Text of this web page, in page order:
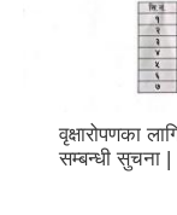
वृक्षारोपणका
सम्बन्धी सुचना |